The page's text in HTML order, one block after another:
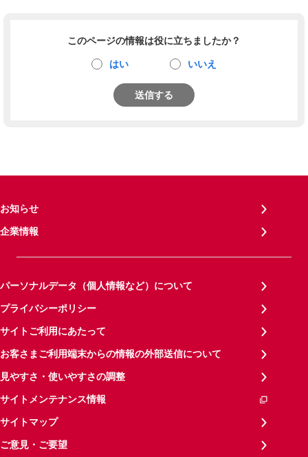
このページの情報は役に立ちましたか？
はい いいえ
送信する
お知らせ
企業情報
パーソナルデータ（個人情報など）について
プライバシーポリシー
サイトご利用にあたって
お客さまご利用端末からの情報の外部送信について
見やすさ・使いやすさの調整
サイトメンテナンス情報
サイトマップ
ご意見・ご要望